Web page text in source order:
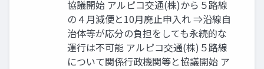
協議開始 アルピコ交通(株)から５路線
の４月減便と10月廃止申入れ ⇒沿線自
治体等が応分の負担をしても永続的な
運行は不可能 アルピコ交通(株)５路線
について関係行政機関等と協議開始 ア